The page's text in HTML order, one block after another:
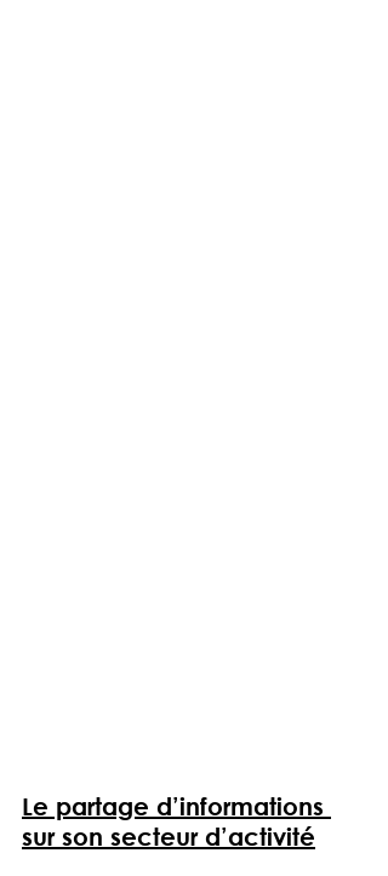
Le partage d’informations
sur son secteur d’activité